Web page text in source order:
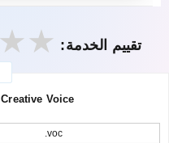
تقييم الخدمة:
VOC — تنسيق صوت Creative Voice
.voc